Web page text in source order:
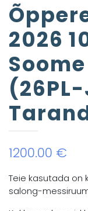
2026
1200.00 €
Teie kasutada on
salong-